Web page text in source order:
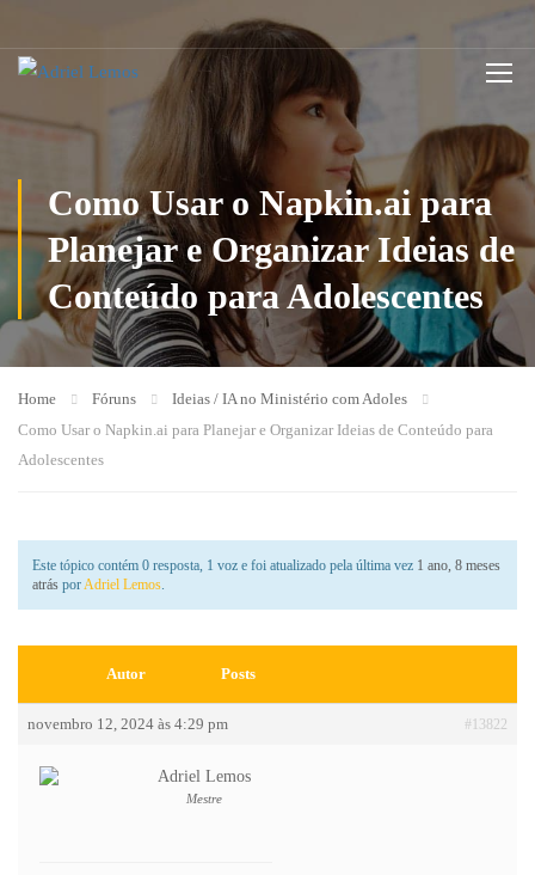
Como Usar o Napkin.ai para
Planejar e Organizar Ideias de
Conteúdo para Adolescentes
Home Fóruns
Ideias / IA no Ministério com Adoles
Como Usar o Napkin.ai para Planejar e Organizar Ideias de Conteúdo para
Adolescentes
Este tópico contém 0 resposta, 1 voz e foi atualizado pela última vez 1 ano, 8 meses
atrás porAdriel Lemos.
Autor Posts
novembro 12, 2024 às 4:29 pm #13822
Adriel Lemos
Mestre